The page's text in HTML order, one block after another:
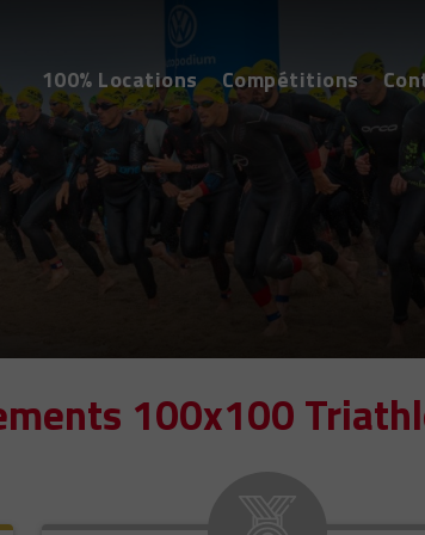
100% Locations Compétitions
100x100